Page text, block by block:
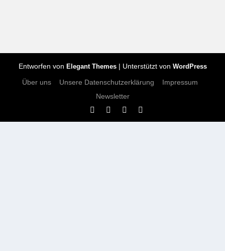
Entworfen von Elegant Themes| Unterstützt von WordPress
Über uns Unsere Datenschutzerklärung
Impressum
Newsletter